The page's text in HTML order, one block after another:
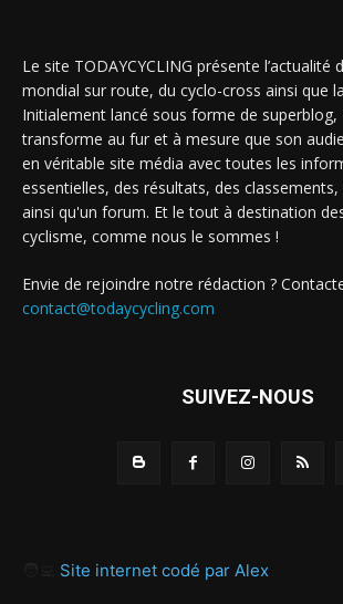
Le site TODAYCYCLING présente l’actualité
mondial sur route, du cyclo-cross ainsi que
Initialement lancé sous forme de superblog,
transforme au fur et à mesure que son
en véritable site média avec toutes les
essentielles, des résultats, des
ainsi qu'un forum. Et le tout à destination
cyclisme, comme nous le sommes !
Envie de rejoindre notre rédaction ?
contact@todaycycling.com
SUIVEZ-NOUS
Site internet codé par Alex